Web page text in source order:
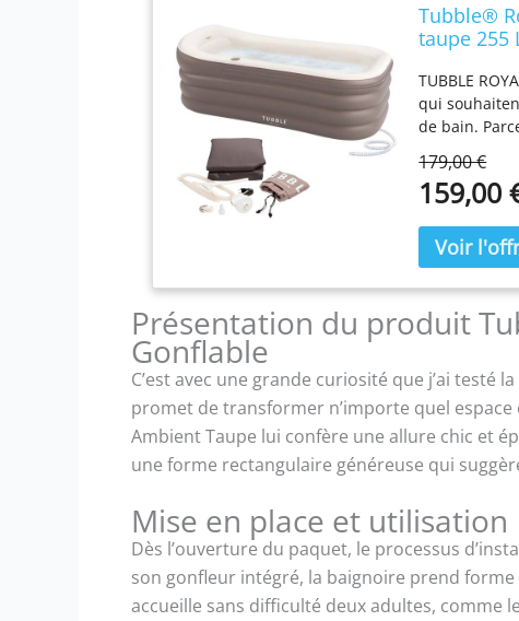
Tubble®
taupe 255
jusqu’à
TUBBLE
qui
de bain.
Tubble est
agréable
robuste, elle
FACILE -
gonflage
l’emploi en
quand vous
Dimensions
(sans eau).
BOÎTE -
système de
(120 cm) &
179,00 €
159,00
Présentation du produit
Gonflable
C’est avec une grande curiosité que j’ai testé la
promet de transformer n’importe quel
Ambient Taupe lui confère une allure chic et
une forme rectangulaire généreuse qui
Mise en place et utilisation
Dès l’ouverture du paquet, le processus
son gonfleur intégré, la baignoire prend
accueille sans difficulté deux adultes, comme